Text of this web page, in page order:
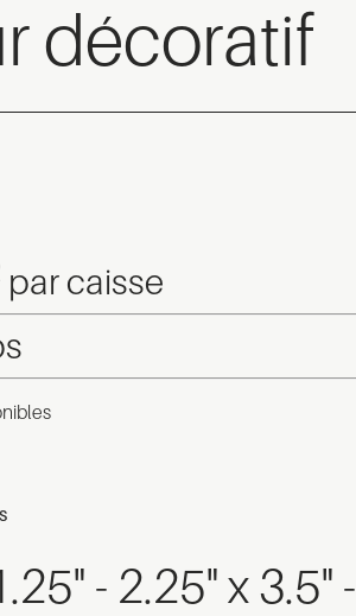
décoratif
par caisse
- 2.25" x 3.5"